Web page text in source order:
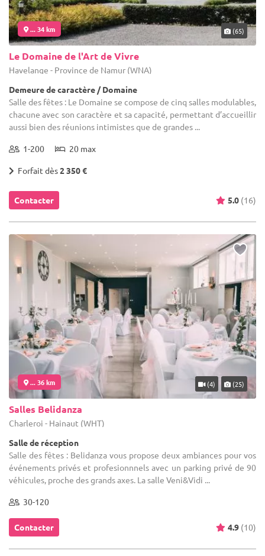
... 34 km (65)
Le Domaine de l'Art de Vivre
Havelange - Province de Namur (WNA)
Demeure de caractère / Domaine
Salle des fêtes : Le Domaine se compose de cinq salles modulables,
chacune avec son caractère et sa capacité, permettant d’accueillir
aussi bien des réunions intimistes que de grandes ...
1-200 20 max
Forfait dès2 350 €
Contacter 5.0 (16)
... 36 km (4) (25)
Salles Belidanza
Charleroi - Hainaut (WHT)
Salle de réception
Salle des fêtes : Belidanza vous propose deux ambiances pour vos
événements privés et profesionnnels avec un parking privé de 90
véhicules, proche des grands axes. La salle Veni&Vidi ...
30-120
Contacter 4.9 (10)